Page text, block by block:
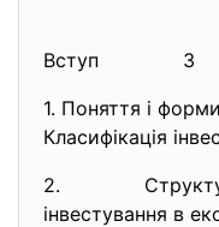
Вступ 3
1. Поняття і
Класифікація
2. Структурні
інвестування